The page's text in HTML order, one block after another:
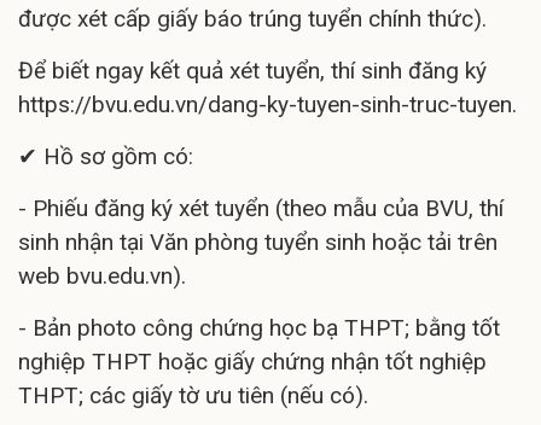
được xét cấp giấy báo trúng tuyển chính thức).
Để biết ngay kết quả xét tuyển, thí sinh đăng ký
https://bvu.edu.vn/dang-ky-tuyen-sinh-truc-tuyen.
✔ Hồ sơ gồm có:
- Phiếu đăng ký xét tuyển (theo mẫu của BVU, thí
sinh nhận tại Văn phòng tuyển sinh hoặc tải trên
web bvu.edu.vn).
- Bản photo công chứng học bạ THPT; bằng tốt
nghiệp THPT hoặc giấy chứng nhận tốt nghiệp
THPT; các giấy tờ ưu tiên (nếu có).